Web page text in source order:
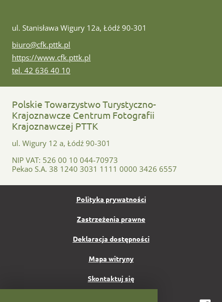
ul. Stanisława Wigury 12a, Łódź 90-301
e-mail:
biuro@cfk.pttk.pl
www:
https://www.cfk.pttk.pl
tel:
tel. 42 636 40 10
Polskie Towarzystwo Turystyczno-
Krajoznawcze Centrum Fotografii
Krajoznawczej PTTK
ul. Wigury 12 a, Łódź 90-301
NIP VAT: 526 00 10 044-70973
Pekao S.A. 38 1240 3031 1111 0000 3426 6557
Polityka prywatności
Zastrzeżenia prawne
Deklaracja dostępności
Mapa witryny
Skontaktuj się